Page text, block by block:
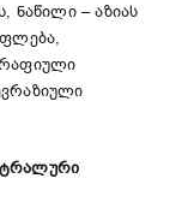
ნაწილი – აზიას